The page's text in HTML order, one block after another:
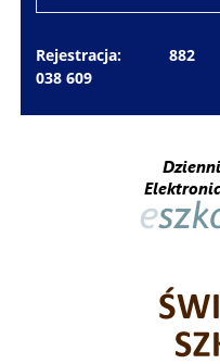
Rejestracja: 882
038 609